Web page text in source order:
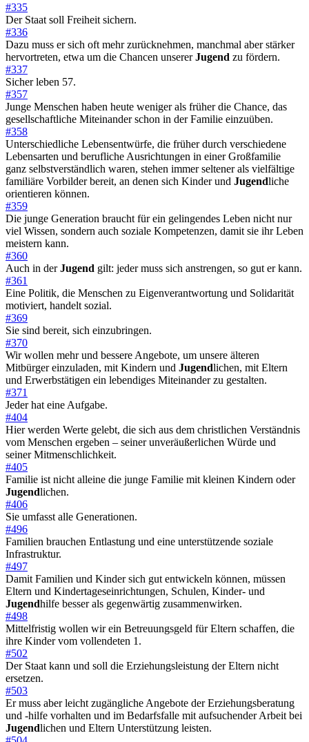
#335
Der Staat soll Freiheit sichern.
#336
Dazu muss er sich oft mehr zurücknehmen, manchmal aber stärker
hervortreten, etwa um die Chancen unsererJugend zu fördern.
#337
Sicher leben 57.
#357
Junge Menschen haben heute weniger als früher die Chance, das
gesellschaftliche Miteinander schon in der Familie einzuüben.
#358
Unterschiedliche Lebensentwürfe, die früher durch verschiedene
Lebensarten und berufliche Ausrichtungen in einer Großfamilie
ganz selbstverständlich waren, stehen immer seltener als vielfältige
familiäre Vorbilder bereit, an denen sich Kinder und Jugendliche
orientieren können.
#359
Die junge Generation braucht für ein gelingendes Leben nicht nur
viel Wissen, sondern auch soziale Kompetenzen, damit sie ihr Leben
meistern kann.
#360
Auch in derJugend gilt: jeder muss sich anstrengen, so gut er kann.
#361
Eine Politik, die Menschen zu Eigenverantwortung und Solidarität
motiviert, handelt sozial.
#369
Sie sind bereit, sich einzubringen.
#370
Wir wollen mehr und bessere Angebote, um unsere älteren
Mitbürger einzuladen, mit Kindern und Jugendlichen, mit Eltern
und Erwerbstätigen ein lebendiges Miteinander zu gestalten.
#371
Jeder hat eine Aufgabe.
#404
Hier werden Werte gelebt, die sich aus dem christlichen Verständnis
vom Menschen ergeben – seiner unveräußerlichen Würde und
seiner Mitmenschlichkeit.
#405
Familie ist nicht alleine die junge Familie mit kleinen Kindern oder
Jugendlichen.
#406
Sie umfasst alle Generationen.
#496
Familien brauchen Entlastung und eine unterstützende soziale
Infrastruktur.
#497
Damit Familien und Kinder sich gut entwickeln können, müssen
Eltern und Kindertageseinrichtungen, Schulen, Kinder- und
Jugendhilfe besser als gegenwärtig zusammenwirken.
#498
Mittelfristig wollen wir ein Betreuungsgeld für Eltern schaffen, die
ihre Kinder vom vollendeten 1.
#502
Der Staat kann und soll die Erziehungsleistung der Eltern nicht
ersetzen.
#503
Er muss aber leicht zugängliche Angebote der Erziehungsberatung
und -hilfe vorhalten und im Bedarfsfalle mit aufsuchender Arbeit bei
Jugendlichen und Eltern Unterstützung leisten.